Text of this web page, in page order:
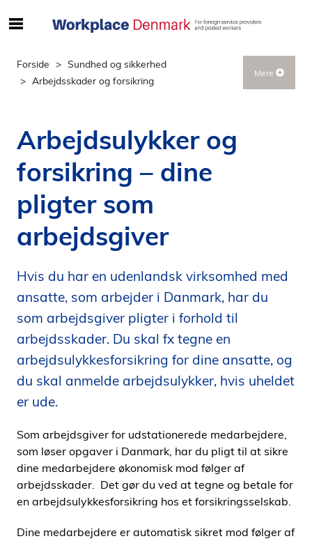
e
r
n
d
h
l
p
å
i
d
e
n
Forside
Sundhed og sikkerhed
Arbejdsskader og forsikring
Mere
Arbejdsulykker og
forsikring – dine
pligter som
arbejdsgiver
Hvis du har en udenlandsk virksomhed med
ansatte, som arbejder i Danmark, har du
som arbejdsgiver pligter i forhold til
arbejdsskader. Du skal fx tegne en
arbejdsulykkesforsikring for dine ansatte, og
du skal anmelde arbejdsulykker, hvis uheldet
er ude.
Som arbejdsgiver for udstationerede medarbejdere,
som løser opgaver i Danmark, har du pligt til at sikre
dine medarbejdere økonomisk mod følger af
arbejdsskader. Det gør du ved at tegne og betale for
en arbejdsulykkesforsikring hos et forsikringsselskab.
Dine medarbejdere er automatisk sikret mod følger af